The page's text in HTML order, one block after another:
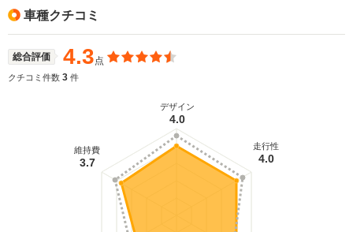
車種クチコミ
総合評価 4.3点
クチコミ件数 3 件
デザイン
4.0
走行性
4.0
維持費
3.7